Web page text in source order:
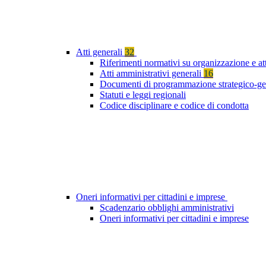
Atti generali 32
Riferimenti normativi su organizzazione e
Atti amministrativi generali 16
Documenti di programmazione strategico-
Statuti e leggi regionali
Codice disciplinare e codice di condotta
Oneri informativi per cittadini e imprese
Scadenzario obblighi amministrativi
Oneri informativi per cittadini e imprese